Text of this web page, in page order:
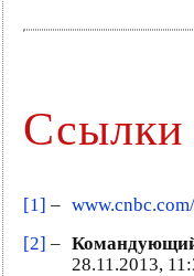
Ссылки
[1] –
[2] –
28.11.2013,